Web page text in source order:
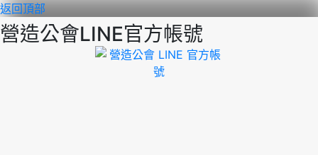
返回頂部
營造公會LINE官方帳號